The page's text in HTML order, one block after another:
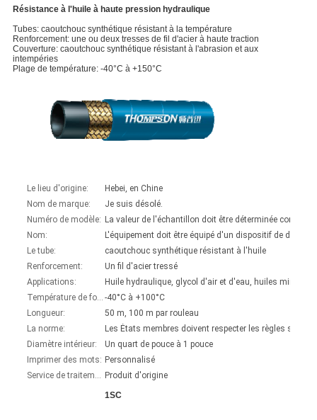
Résistance à l'huile à haute pression hydraulique
Tubes: caoutchouc synthétique résistant à la température
Renforcement: une ou deux tresses de fil d'acier à haute traction
Couverture: caoutchouc synthétique résistant à l'abrasion et aux
intempéries
Plage de température: -40°C à +150°C
Le lieu d'origine:
Hebei, en Chine
Nom de marque:
Je suis désolé.
Numéro de modèle:
Nom:
Le tube:
caoutchouc synthétique résistant à l'huile
Renforcement:
Un fil d'acier tressé
Applications:
Température de fonctionnement: -40°C à +100°C
Longueur:
50 m, 100 m par rouleau
La norme:
Les États membres doivent respecter les règles
Diamètre intérieur:
Un quart de pouce à 1 pouce
Imprimer des mots: Personnalisé
Service de traitement: Produit d'origine
1SC